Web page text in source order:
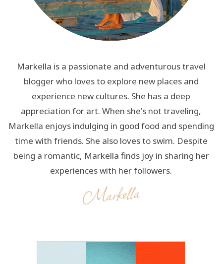
Markella is a passionate and adventurous travel
blogger who loves to explore new places and
experience new cultures. She has a deep
appreciation for art. When she's not traveling,
Markella enjoys indulging in good food and spending
time with friends. She also loves to swim. Despite
being a romantic, Markella finds joy in sharing her
experiences with her followers.